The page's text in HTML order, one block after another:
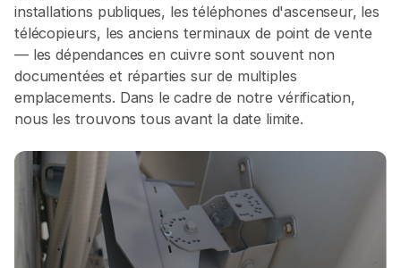
installations publiques, les téléphones d'ascenseur, les
télécopieurs, les anciens terminaux de point de vente
— les dépendances en cuivre sont souvent non
documentées et réparties sur de multiples
emplacements. Dans le cadre de notre vérification,
nous les trouvons tous avant la date limite.